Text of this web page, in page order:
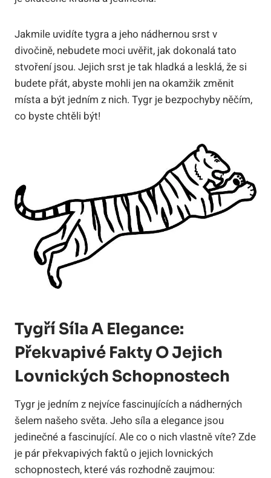
Jakmile uvidíte tygra a jeho nádhernou srst v
divočině, nebudete moci uvěřit, jak dokonalá tato
stvoření jsou. Jejich srst je tak hladká a lesklá, že si
budete přát, abyste mohli jen na okamžik změnit
místa a být jedním z nich. Tygr je bezpochyby něčím,
co byste chtěli být!
Tygří Síla A Elegance:
Překvapivé Fakty O Jejich
Lovnických Schopnostech
Tygr je jedním z nejvíce fascinujících a nádherných
šelem našeho světa. Jeho síla a elegance jsou
jedinečné a fascinující. Ale co o nich vlastně víte? Zde
je pár překvapivých faktů o jejich lovnických
schopnostech, které vás rozhodně zaujmou: